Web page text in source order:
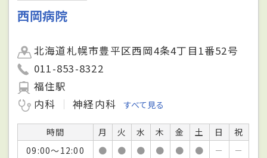
西岡病院
北海道札幌市豊平区西岡4条4丁目1番52号
011-853-8322
福住駅
内科
神経内科 すべて見る
時間 月 火 水 木 金 土 日
祝
09:00～12:00
● ● ● ● ● ● －
－